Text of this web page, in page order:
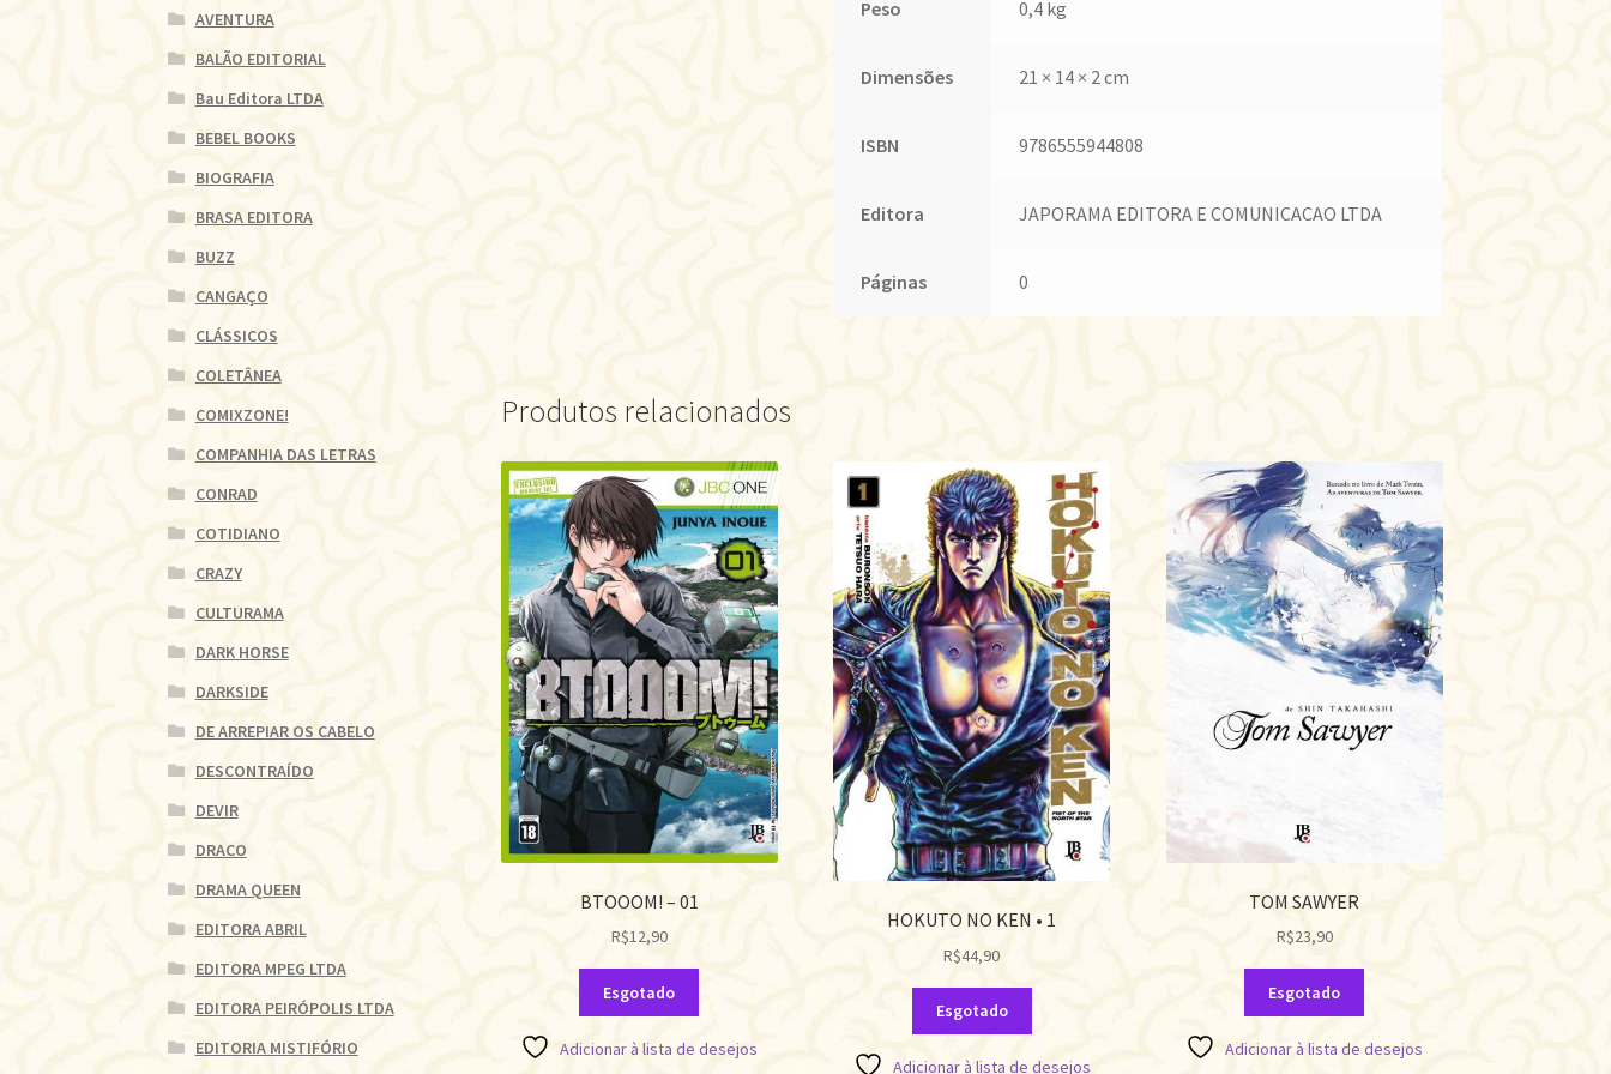
Peso 0,4 kg
Dimensões 21 × 14 × 2 cm
ISBN 9786555944808
Editora JAPORAMA EDITORA E COMUNICACAO LTDA
Páginas 0
Produtos relacionados
BTOOOM! – 01
R$12,90
Esgotado
Adicionar à lista de desejos
HOKUTO NO KEN • 1
R$44,90
Esgotado
Adicionar à lista de desejos
TOM SAWYER
R$23,90
Esgotado
Adicionar à lista de desejos
AVENTURA
BALÃO EDITORIAL
Bau Editora LTDA
BEBEL BOOKS
BIOGRAFIA
BRASA EDITORA
BUZZ
CANGAÇO
CLÁSSICOS
COLETÂNEA
COMIXZONE!
COMPANHIA DAS LETRAS
CONRAD
COTIDIANO
CRAZY
CULTURAMA
DARK HORSE
DARKSIDE
DE ARREPIAR OS CABELO
DESCONTRAÍDO
DEVIR
DRACO
DRAMA QUEEN
EDITORA ABRIL
EDITORA MPEG LTDA
EDITORA PEIRÓPOLIS LTDA
EDITORIA MISTIFÓRIO